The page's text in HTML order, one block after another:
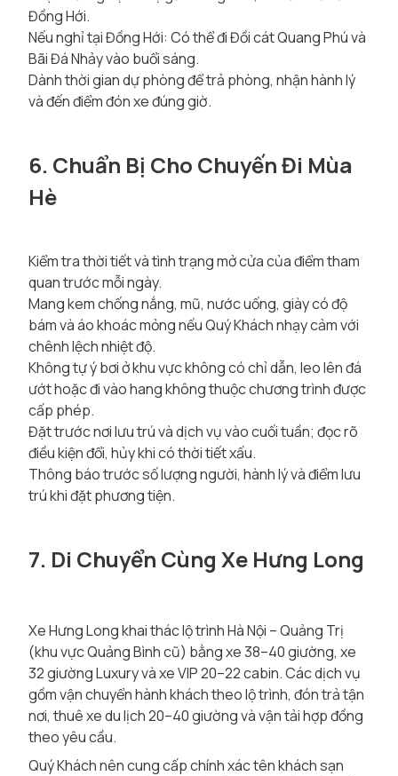
Đồng Hới.
Nếu nghỉ tại Đồng Hới: Có thể đi Đồi cát Quang Phú và
Bãi Đá Nhảy vào buổi sáng.
Dành thời gian dự phòng để trả phòng, nhận hành lý
và đến điểm đón xe đúng giờ.
6. Chuẩn Bị Cho Chuyến Đi Mùa
Hè
Kiểm tra thời tiết và tình trạng mở cửa của điểm tham
quan trước mỗi ngày.
Mang kem chống nắng, mũ, nước uống, giày có độ
bám và áo khoác mỏng nếu Quý Khách nhạy cảm với
chênh lệch nhiệt độ.
Không tự ý bơi ở khu vực không có chỉ dẫn, leo lên đá
ướt hoặc đi vào hang không thuộc chương trình được
cấp phép.
Đặt trước nơi lưu trú và dịch vụ vào cuối tuần; đọc rõ
điều kiện đổi, hủy khi có thời tiết xấu.
Thông báo trước số lượng người, hành lý và điểm lưu
trú khi đặt phương tiện.
7. Di Chuyển Cùng Xe Hưng Long
Xe Hưng Long khai thác lộ trình Hà Nội – Quảng Trị
(khu vực Quảng Bình cũ) bằng xe 38–40 giường, xe
32 giường Luxury và xe VIP 20–22 cabin. Các dịch vụ
gồm vận chuyển hành khách theo lộ trình, đón trả tận
nơi, thuê xe du lịch 20–40 giường và vận tải hợp đồng
theo yêu cầu.
Quý Khách nên cung cấp chính xác tên khách sạn